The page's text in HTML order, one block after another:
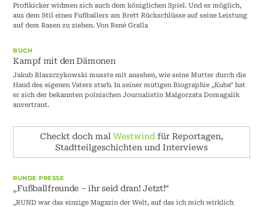
Profikicker widmen sich auch dem königlichen Spiel. Und es möglich,
aus dem Stil eines Fußballers am Brett Rückschlüsse auf seine Leistung
auf dem Rasen zu ziehen. Von René Gralla
BUCH
Kampf mit den Dämonen
Jakub Blaszczykowski musste mit ansehen, wie seine Mutter durch die
Hand des eigenen Vaters starb. In seiner mutigen Biographie „Kuba“ hat
er sich der bekannten polnischen Journalistin Malgorzata Domagalik
anvertraut.
Checkt doch mal Westwind für Reportagen,
Stadtteilgeschichten und Interviews
RUNDE PRESSE
„Fußballfreunde – ihr seid dran! Jetzt!“
„RUND war das einzige Magazin der Welt, auf das ich mich wirklich